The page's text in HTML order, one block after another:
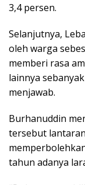
3,4 persen.
Selanjutnya,
oleh warga
memberi rasa
lainnya
menjawab.
Burhanuddin
tersebut
tahun adanya